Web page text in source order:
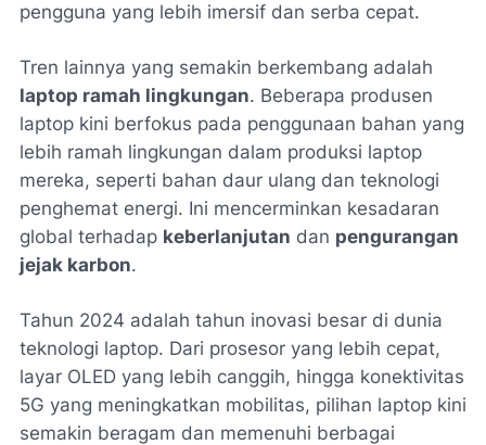
pengguna yang lebih imersif dan serba cepat.
Tren lainnya yang semakin berkembang adalah
laptop ramah lingkungan. Beberapa produsen
laptop kini berfokus pada penggunaan bahan yang
lebih ramah lingkungan dalam produksi laptop
mereka, seperti bahan daur ulang dan teknologi
penghemat energi. Ini mencerminkan kesadaran
global terhadap keberlanjutan dan pengurangan
jejak karbon.
Tahun 2024 adalah tahun inovasi besar di dunia
teknologi laptop. Dari prosesor yang lebih cepat,
layar OLED yang lebih canggih, hingga konektivitas
5G yang meningkatkan mobilitas, pilihan laptop kini
semakin beragam dan memenuhi berbagai